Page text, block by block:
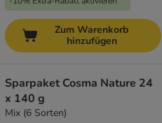
Zum Warenkorb
hinzufügen
Sparpaket Cosma Nature 24
x 140 g
Mix (6 Sorten)